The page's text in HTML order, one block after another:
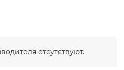
отсутствуют.